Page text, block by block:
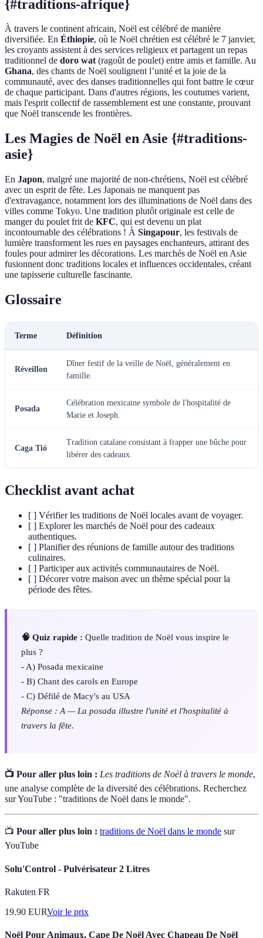
{#traditions-afrique}
À travers le continent africain, Noël est célébré de manière
diversifiée. En Éthiopie, où le Noël chrétien est célébré le 7 janvier,
les croyants assistent à des services religieux et partagent un repas
traditionnel de doro wat(ragoût de poulet) entre amis et famille. Au
Ghana, des chants de Noël soulignent l’unité et la joie de la
communauté, avec des danses traditionnelles qui font battre le cœur
de chaque participant. Dans d'autres régions, les coutumes varient,
mais l'esprit collectif de rassemblement est une constante, prouvant
que Noël transcende les frontières.
Les Magies de Noël en Asie {#traditions-
asie}
En Japon, malgré une majorité de non-chrétiens, Noël est célébré
avec un esprit de fête. Les Japonais ne manquent pas
d'extravagance, notamment lors des illuminations de Noël dans des
villes comme Tokyo. Une tradition plutôt originale est celle de
manger du poulet frit de KFC, qui est devenu un plat
incontournable des célébrations ! À Singapour, les festivals de
lumière transforment les rues en paysages enchanteurs, attirant des
foules pour admirer les décorations. Les marchés de Noël en Asie
fusionnent donc traditions locales et influences occidentales, créant
une tapisserie culturelle fascinante.
Glossaire
Terme Définition
Réveillon
Dîner festif de la veille de Noël, généralement en
famille.
Posada
Célébration mexicaine symbole de l'hospitalité de
Marie et Joseph.
Caga Tió
Tradition catalane consistant à frapper une bûche pour
libérer des cadeaux.
Checklist avant achat
[ ] Vérifier les traditions de Noël locales avant de voyager.
[ ] Explorer les marchés de Noël pour des cadeaux
authentiques.
[ ] Planifier des réunions de famille autour des traditions
culinaires.
[ ] Participer aux activités communautaires de Noël.
[ ] Décorer votre maison avec un thème spécial pour la
période des fêtes.
🧠 Quiz rapide : Quelle tradition de Noël vous inspire le
plus ?
- A) Posada mexicaine
- B) Chant des carols en Europe
- C) Défilé de Macy's au USA
Réponse : A — La posada illustre l'unité et l'hospitalité à
travers la fête.
📺 Pour aller plus loin : Les traditions de Noël à travers le monde,
une analyse complète de la diversité des célébrations. Recherchez
sur YouTube : "traditions de Noël dans le monde".
📺 Pour aller plus loin : traditions de Noël dans le monde sur
YouTube
Solu'Control - Pulvérisateur 2 Litres
Rakuten FR
19.90 EURVoir le prix
Noël Pour Animaux, Cape De Noël Avec Chapeau De Noël